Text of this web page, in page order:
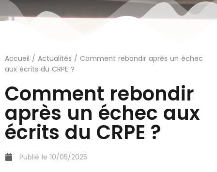
Accueil / Actualités / Comment rebondir après un échec
aux écrits du CRPE ?
Comment rebondir
après un échec aux
écrits du CRPE ?
Publié le 10/05/2025